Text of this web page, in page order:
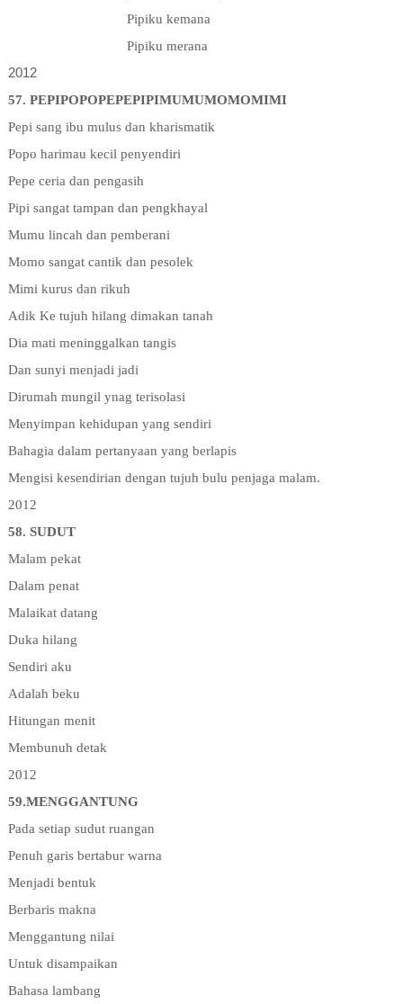
Pipiku kemana
Pipiku merana
2012
57. PEPIPOPOPEPEPIPIMUMUMOMOMIMI
Pepi sang ibu mulus dan kharismatik
Popo harimau kecil penyendiri
Pepe ceria dan pengasih
Pipi sangat tampan dan pengkhayal
Mumu lincah dan pemberani
Momo sangat cantik dan pesolek
Mimi kurus dan rikuh
Adik Ke tujuh hilang dimakan tanah
Dia mati meninggalkan tangis
Dan sunyi menjadi jadi
Dirumah mungil ynag terisolasi
Menyimpan kehidupan yang sendiri
Bahagia dalam pertanyaan yang berlapis
Mengisi kesendirian dengan tujuh bulu penjaga malam.
2012
58. SUDUT
Malam pekat
Dalam penat
Malaikat datang
Duka hilang
Sendiri aku
Adalah beku
Hitungan menit
Membunuh detak
2012
59.MENGGANTUNG
Pada setiap sudut ruangan
Penuh garis bertabur warna
Menjadi bentuk
Berbaris makna
Menggantung nilai
Untuk disampaikan
Bahasa lambang